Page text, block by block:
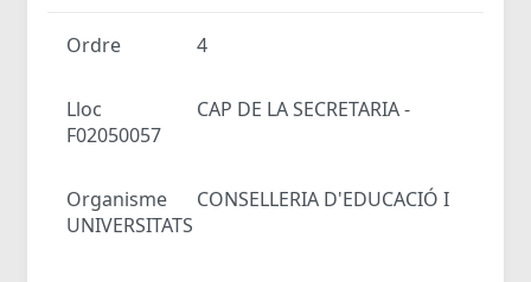
Ordre 4
Lloc
CAP DE LA SECRETARIA -
F02050057
Organisme
CONSELLERIA D'EDUCACIÓ I
UNIVERSITATS